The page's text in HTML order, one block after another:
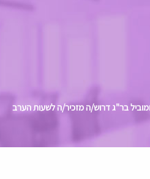
בר"ג דרוש/ה מזכיר/ה לשעות הערב